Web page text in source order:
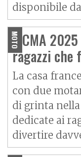
disponibile
MOTO
EICMA
ragazzi che
La casa
con due
di grinta
dedicate ai
divertire